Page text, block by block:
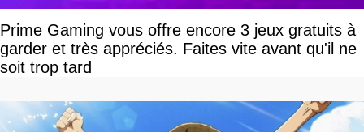
Prime Gaming vous offre encore 3 jeux gratuits à
garder et très appréciés. Faites vite avant qu'il ne
soit trop tard